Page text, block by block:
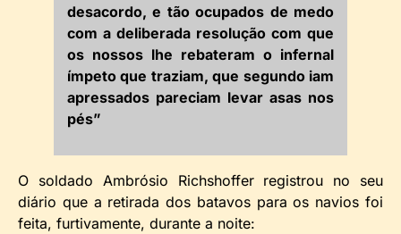
desacordo, e tão ocupados de medo
com a deliberada resolução com que
os nossos lhe rebateram o infernal
ímpeto que traziam, que segundo iam
apressados pareciam levar asas nos
pés”
O soldado Ambrósio Richshoffer registrou no seu
diário que a retirada dos batavos para os navios foi
feita, furtivamente, durante a noite: